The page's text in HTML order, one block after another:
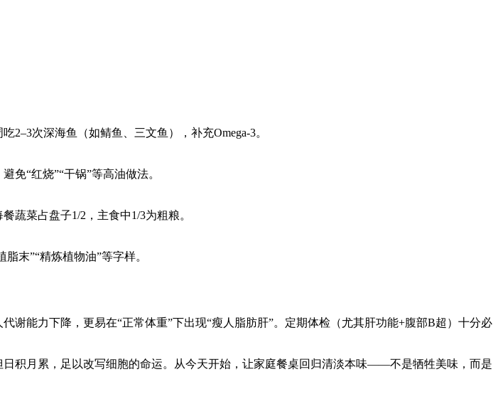
次深海鱼（如鲭鱼、三文鱼），补充Omega-3。
免“红烧”“干锅”等高油做法。
蔬菜占盘子1/2，主食中1/3为粗粮。
末”“精炼植物油”等字样。
谢能力下降，更易在“正常体重”下出现“瘦人脂肪肝”。定期体检（尤其肝功能+腹部B超）十分必
积月累，足以改写细胞的命运。从今天开始，让家庭餐桌回归清淡本味——不是牺牲美味，而是